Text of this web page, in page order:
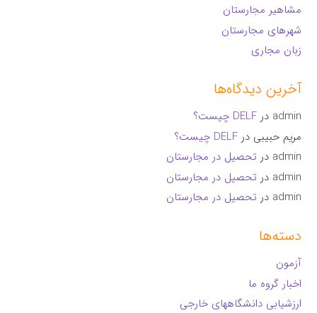
مشاهیر مجارستان
شهرهای مجارستان
زبان مجاری
آخرین دیدگاه‌ها
admin درDELF چیست؟
مریم حبیبی درDELF چیست؟
admin در تحصیل در مجارستان
admin در تحصیل در مجارستان
admin در تحصیل در مجارستان
دسته‌ها
آزمون
اخبار گروه ما
ارزشیابی دانشگاههای خارجی